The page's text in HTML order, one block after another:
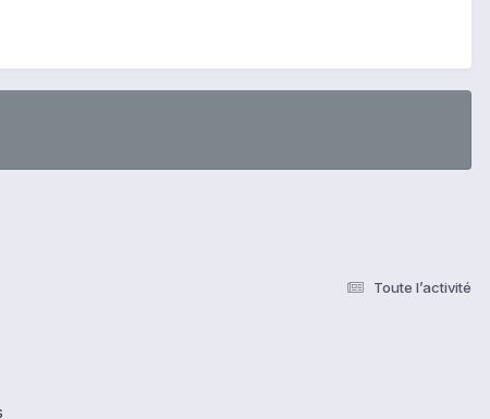
Toute l’activité